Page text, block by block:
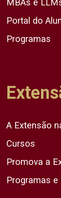
MBAs e
Portal do
Programas
A Extensão
Cursos
Promova a
Programas